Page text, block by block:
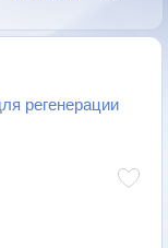
регенерации